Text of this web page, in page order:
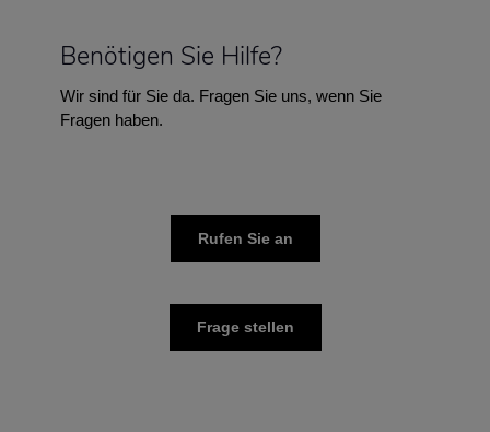
Benötigen Sie Hilfe?
Wir sind für Sie da. Fragen Sie uns, wenn Sie
Fragen haben.
Rufen Sie an
Frage stellen